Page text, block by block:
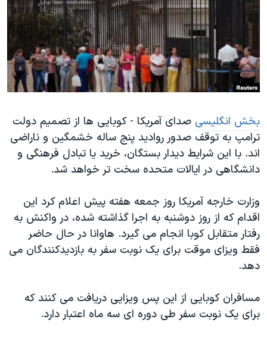
فرهنگ و زندگی
حقوق شهروندی
اقتصادی
علم و فناوری
گالری عکس
آرشیو پخش زنده
انتخابات ریاست جمهوری آمریکا ۲۰۲۴
حمله جمهوری اسلامی به اسرائیل
رمز مهسا
اعتراضات زن، زندگی، آزادی
مجموعه مستندهای دادخواهی
تریبونال مردمی آبان ۹۸
چهل سال گروگان‌گیری
قانون شفافیت دارائی کادر رهبری ایران
اعتراضات مردمی آبان ۹۸
اسرائیل در جنگ
همایش محافظه‌کاران آمریکا «سی‌پک»
دنبال کنید
زبانهای مختلف
بخش انگلیسی صدای آمریکا - کوبایی ها از تصمیم دولت
ترامپ به توقف صدور روادید پنج ساله خشمگین و ناراضی
اند. با این شرایط دیدار بستگان، خرید یا تبادل فرهنگی و
دانشگاهی در ایالات متحده سخت تر خواهد شد.
وزارت خارجه آمریکا روز جمعه هفته پیش اعلام کرد این
اقدام که از روز دوشنبه به اجرا گذاشته شده، در واکنش به
رفتار متقابل کوبا انجام می گیرد. هاوانا در حال حاضر
فقط ویزای موقت برای یک نوبت سفر به بازدیدکنندگان می
دهد.
مسافران کوبایی از این پس ویزایی دریافت می کنند که
برای یک نوبت سفر طی دوره ای سه ماه اعتبار دارد.